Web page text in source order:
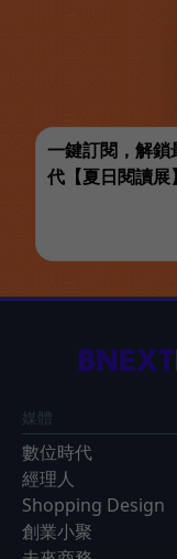
一鍵訂閱，解
代【夏日閱讀
媒體
數位時代
經理人
Shopping Design
創業小聚